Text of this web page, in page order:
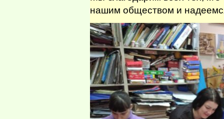
нашим обществом и